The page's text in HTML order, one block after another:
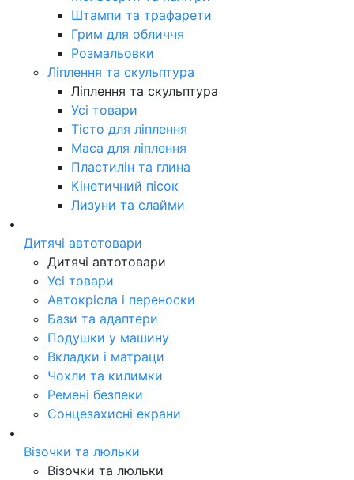
Штампи та трафарети
Грим для обличчя
Розмальовки
Ліплення та скульптура
Ліплення та скульптура
Усі товари
Тісто для ліплення
Маса для ліплення
Пластилін та глина
Кінетичний пісок
Лизуни та слайми
Дитячі автотовари
Дитячі автотовари
Усі товари
Автокрісла і переноски
Бази та адаптери
Подушки у машину
Вкладки і матраци
Чохли та килимки
Ремені безпеки
Сонцезахисні екрани
Візочки та люльки
Візочки та люльки